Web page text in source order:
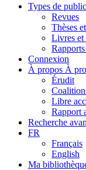
Types de
Revues
Thèses
Livres et
Connexion
À propos À
Érudit
Libre
Rapport
Recherche
FR
Français
English
Ma